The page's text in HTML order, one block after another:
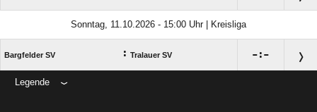
Sonntag, 11.10.2026 - 15:00 Uhr | Kreisliga
Bargfelder SV : Tralauer SV :
Legende